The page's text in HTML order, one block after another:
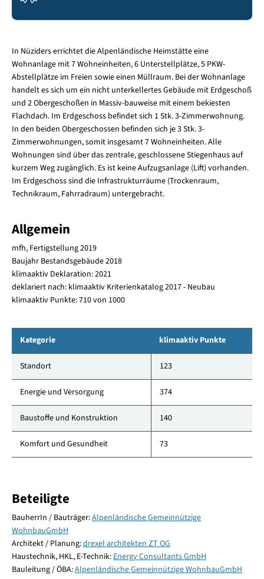
In Nüziders errichtet die Alpenländische Heimstätte eine
Wohnanlage mit 7 Wohneinheiten, 6 Unterstellplätze, 5 PKW-
Abstellplätze im Freien sowie einen Müllraum. Bei der Wohnanlage
handelt es sich um ein nicht unterkellertes Gebäude mit Erdgeschoß
und 2 Obergeschoßen in Massiv-bauweise mit einem bekiesten
Flachdach. Im Erdgeschoss befindet sich 1 Stk. 3-Zimmerwohnung.
In den beiden Obergeschossen befinden sich je 3 Stk. 3-
Zimmerwohnungen, somit insgesamt 7 Wohneinheiten. Alle
Wohnungen sind über das zentrale, geschlossene Stiegenhaus auf
kurzem Weg zugänglich. Es ist keine Aufzugsanlage (Lift) vorhanden.
Im Erdgeschoss sind die Infrastrukturräume (Trockenraum,
Technikraum, Fahrradraum) untergebracht.
Allgemein
mfh, Fertigstellung 2019
Baujahr Bestandsgebäude 2018
klimaaktiv Deklaration: 2021
deklariert nach: klimaaktiv Kriterienkatalog 2017 - Neubau
klimaaktiv Punkte: 710 von 1000
Kategorie klimaaktiv Punkte
Standort 123
Energie und Versorgung 374
Baustoffe und Konstruktion 140
Komfort und Gesundheit 73
Beteiligte
BauherrIn / Bauträger:Alpenländische Gemeinnützige
WohnbauGmbH
Architekt / Planung:drexel architekten ZT OG
Haustechnik, HKL, E-Technik: Energy Consultants GmbH
Bauleitung / ÖBA:Alpenländische Gemeinnützige WohnbauGmbH